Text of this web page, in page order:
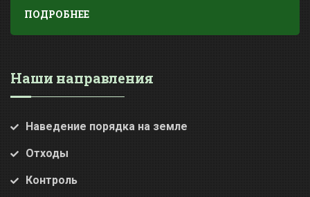
ПОДРОБНЕЕ
Наши направления
Наведение порядка на земле
Отходы
Контроль